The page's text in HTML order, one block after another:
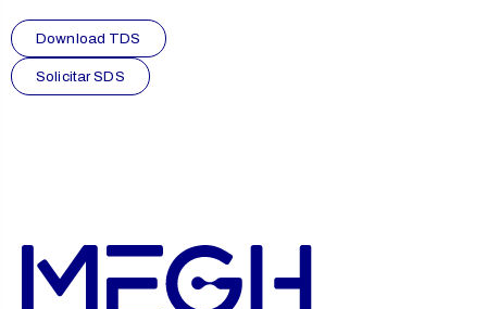
Download TDS
Solicitar SDS